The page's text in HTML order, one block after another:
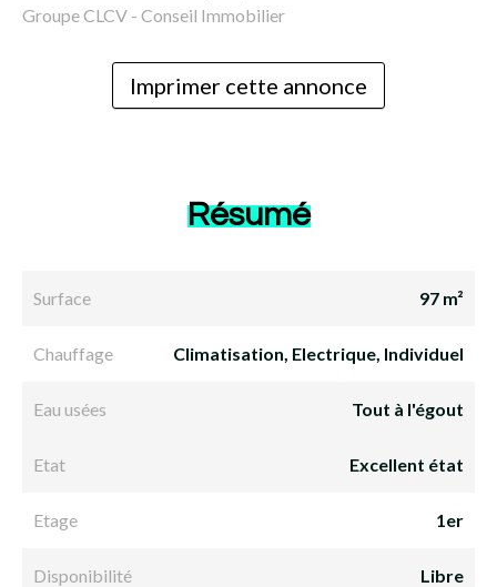
Groupe CLCV - Conseil Immobilier
Imprimer cette annonce
Résumé
Surface 97 m²
Chauffage Climatisation, Electrique, Individuel
Eau usées Tout à l'égout
Etat Excellent état
Etage 1er
Disponibilité Libre